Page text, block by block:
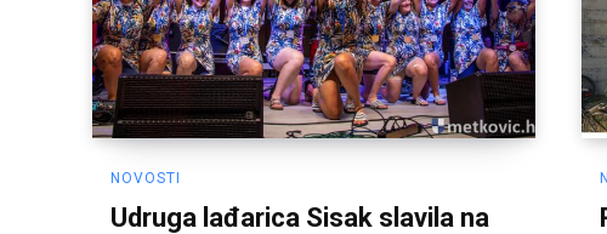
NOVOSTI
Udruga lađarica Sisak slavila na